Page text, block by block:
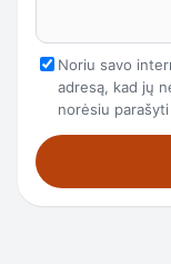
Noriu savo
adresą, kad jų
norėsiu